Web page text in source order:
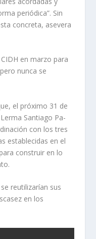
perió­dica”. Sin
concreta, asevera
en marzo para
nunca se
el próximo 31 de
Santiago Pa­
con los tres
establecidas en el
construir en lo
reutilizarían sus
en los